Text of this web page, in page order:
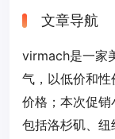
文章导航
virmach是一家
气，以低价和
价格；本次促
包括洛杉矶、